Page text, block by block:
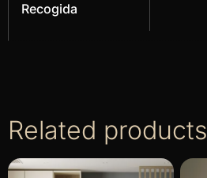
Recogida
Related products